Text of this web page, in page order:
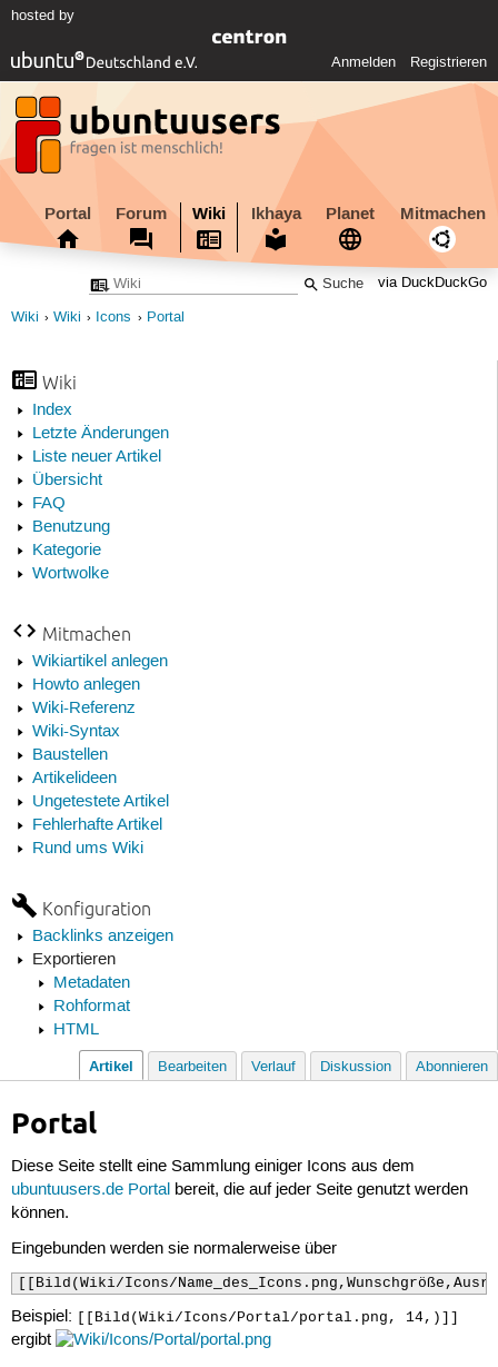
hosted by
Anmelden Registrieren
Portal Forum Wiki Ikhaya Planet Mitmachen
via DuckDuckGo
Wiki Wiki Icons Portal
Wiki
Index
Letzte Änderungen
Liste neuer Artikel
Übersicht
FAQ
Benutzung
Kategorie
Wortwolke
Mitmachen
Wikiartikel anlegen
Howto anlegen
Wiki-Referenz
Wiki-Syntax
Baustellen
Artikelideen
Ungetestete Artikel
Fehlerhafte Artikel
Rund ums Wiki
Konfiguration
Backlinks anzeigen
Exportieren
Metadaten
Rohformat
HTML
Artikel Bearbeiten Verlauf Diskussion Abonnieren
Portal
Diese Seite stellt eine Sammlung einiger Icons aus dem
ubuntuusers.de Portalbereit, die auf jeder Seite genutzt werden
können.
Eingebunden werden sie normalerweise über
[[Bild(Wiki/Icons/
Beispiel: [[Bild(Wiki/Icons/Portal/portal.png, 14,)]]
ergibt